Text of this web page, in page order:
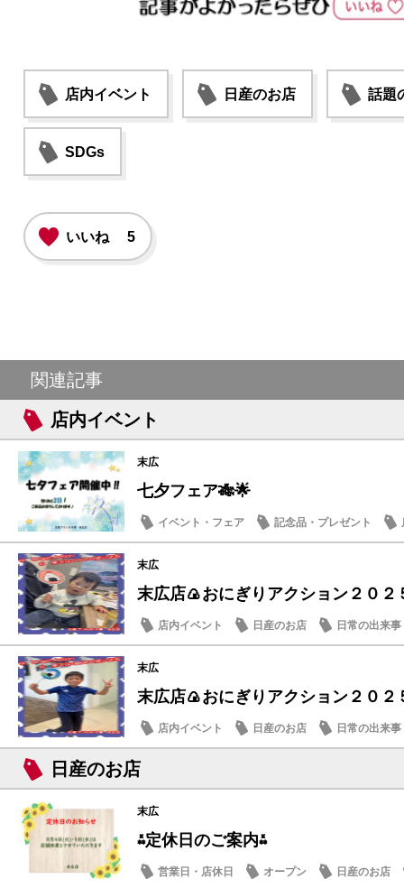
店内イベント 日産のお店 話題
SDGs
いいね 5
関連記事
店内イベント
末広
七夕フェア🎋🌟
イベント・フェア 記念品・プレゼント
末広
末広店🍙おにぎりアクション２０２
店内イベント 日産のお店 日常の出来事
末広
末広店🍙おにぎりアクション２０２
店内イベント 日産のお店 日常の出来事
日産のお店
末広
⁂定休日のご案内⁂
営業日・店休日 オープン 日産のお店